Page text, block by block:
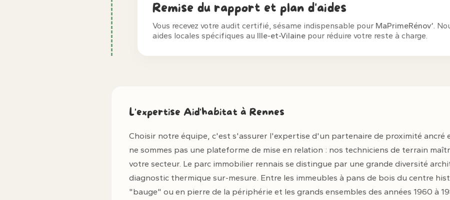
Remise du rapport et plan d'aides
Vous recevez votre audit certifié, sésame indispensable pour MaPrimeRénov’.
aides locales spécifiques au Ille-et-Vilaine pour réduire votre reste à charge.
L'expertise Aid'habitat à Rennes
Choisir notre équipe, c'est s'assurer l'expertise d'un partenaire de proximité ancré
ne sommes pas une plateforme de mise en relation : nos techniciens de terrain
votre secteur. Le parc immobilier rennais se distingue par une grande diversité
diagnostic thermique sur-mesure. Entre les immeubles à pans de bois du centre
"bauge" ou en pierre de la périphérie et les grands ensembles des années 1960 à